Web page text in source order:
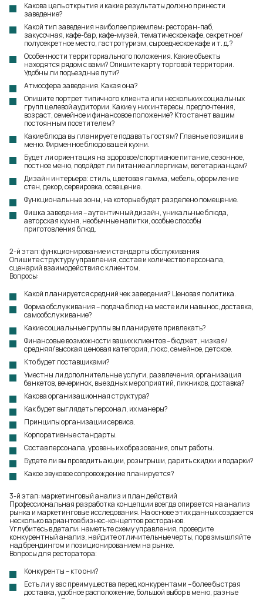
Какова цель открытия и какие результаты должно принести
заведение?
Какой тип заведения наиболее приемлем: ресторан-паб,
закусочная, кафе-бар, кафе-музей, тематическое кафе, секретное/
полусекретное место, гастротуризм, сыроедческое кафе и т. д.?
Особенности территориального положения. Какие объекты
находятся рядом с вами? Опишите карту торговой территории.
Удобны ли подъездные пути?
Атмосфера заведения. Какая она?
Опишите портрет типичного клиента или нескольких социальных
групп целевой аудитории. Какие у них интересы, предпочтения,
возраст, семейное и финансовое положение? Кто станет вашим
постоянным посетителем?
Какие блюда вы планируете подавать гостям? Главные позиции в
меню. Фирменное блюдо вашей кухни.
Будет ли ориентация на здоровое/спортивное питание, сезонное,
постное меню, подойдет ли питание аллергикам, вегетарианцам?
Дизайн интерьера: стиль, цветовая гамма, мебель, оформление
стен, декор, сервировка, освещение.
Функциональные зоны, на которые будет разделено помещение.
Фишка заведения – аутентичный дизайн, уникальные блюда,
авторская кухня, необычные напитки, особые способы
приготовления блюд.
2-й этап: функционирование и стандарты обслуживания
Опишите структуру управления, состав и количество персонала,
сценарий взаимодействия с клиентом.
Вопросы:
Какой планируется средний чек заведения? Ценовая политика.
Форма обслуживания – подача блюд на месте или навынос, доставка,
самообслуживание?
Какие социальные группы вы планируете привлекать?
Финансовые возможности ваших клиентов – бюджет, низкая/
средняя/высокая ценовая категория, люкс, семейное, детское.
Кто будет поставщиками?
Уместны ли дополнительные услуги, развлечения, организация
банкетов, вечеринок, выездных мероприятий, пикников, доставка?
Какова организационная структура?
Как будет выглядеть персонал, их манеры?
Принципы организации сервиса.
Корпоративные стандарты.
Состав персонала, уровень их образования, опыт работы.
Будете ли вы проводить акции, розыгрыши, дарить скидки и подарки?
Какое звуковое сопровождение планируется?
3-й этап: маркетинговый анализ и план действий
Профессиональная разработка концепции всегда опирается на анализ
рынка и маркетинговые исследования. На основе этих данных создается
несколько вариантов бизнес-концептов ресторанов.
Углубитесь в детали: наметьте схему управления, проведите
конкурентный анализ, найдите отличительные черты, поразмышляйте
над брендингом и позиционированием на рынке.
Вопросы для ресторатора:
Конкуренты – кто они?
Есть ли у вас преимущества перед конкурентами – более быстрая
доставка, удобное расположение, большой выбор в меню, разные